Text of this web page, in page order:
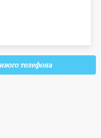
телефона